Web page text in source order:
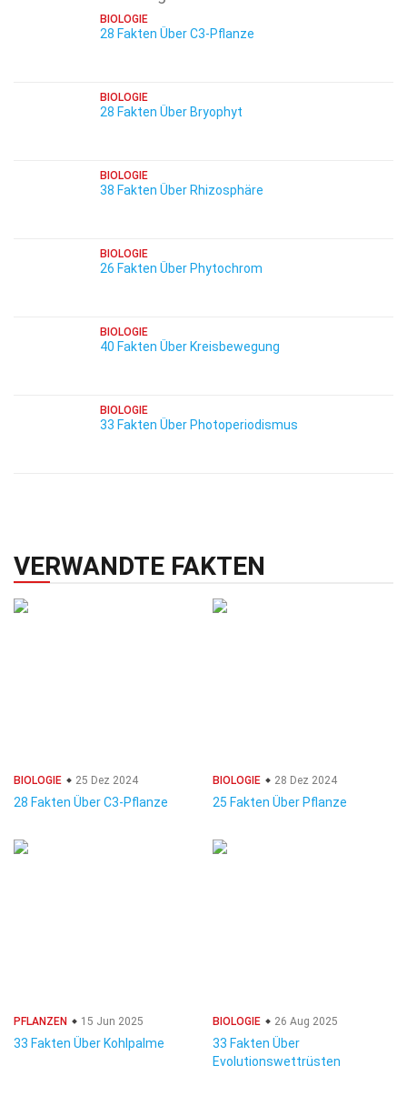
BIOLOGIE
28 Fakten Über C3-Pflanze
BIOLOGIE
28 Fakten Über Bryophyt
BIOLOGIE
38 Fakten Über Rhizosphäre
BIOLOGIE
26 Fakten Über Phytochrom
BIOLOGIE
40 Fakten Über Kreisbewegung
BIOLOGIE
33 Fakten Über Photoperiodismus
VERWANDTE FAKTEN
BIOLOGIE 25 Dez 2024
28 Fakten Über C3-Pflanze
BIOLOGIE 28 Dez 2024
25 Fakten Über Pflanze
PFLANZEN 15 Jun 2025
33 Fakten Über Kohlpalme
BIOLOGIE 26 Aug 2025
33 Fakten Über
Evolutionswettrüsten